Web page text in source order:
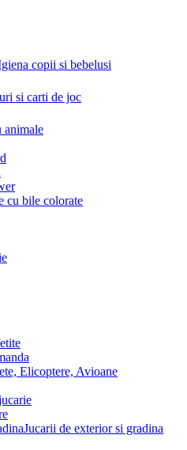
copii si bebelusi
si carti de joc
animale
cu bile colorate
Elicoptere, Avioane
Jucarii de exterior si gradina